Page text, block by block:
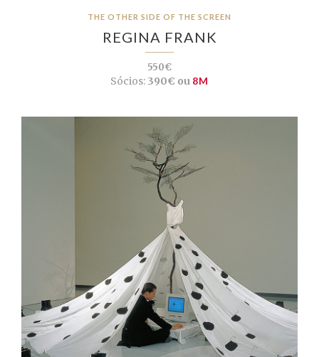
THE OTHER SIDE OF THE SCREEN
REGINA FRANK
550€
Sócios: 390€ ou 8M